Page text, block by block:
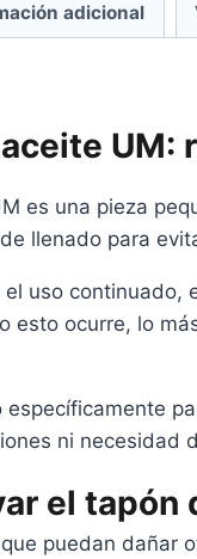
adicional
UM:
es una pieza
llenado para
uso
esto ocurre, lo
ni necesidad
el
puedan dañar